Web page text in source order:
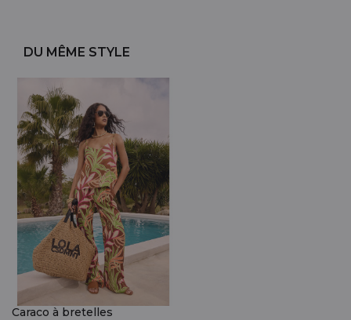
DU MÊME STYLE
Caraco à bretelles